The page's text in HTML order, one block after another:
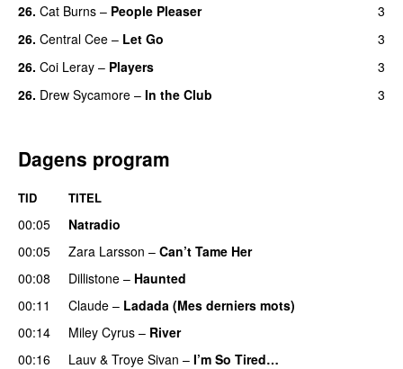
26. Cat Burns – People Pleaser
3
26. Central Cee – Let Go
3
26. Coi Leray – Players
3
26. Drew Sycamore – In the Club 3
Dagens program
TID TITEL
00:05
Natradio
00:05
Zara Larsson – Can’t Tame Her
00:08
Dillistone – Haunted
00:11 Claude – Ladada (Mes derniers mots)
00:14 Miley Cyrus – River
00:16
Lauv & Troye Sivan – I’m So Tired…